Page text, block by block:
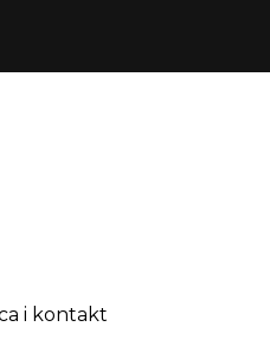
i kontakt